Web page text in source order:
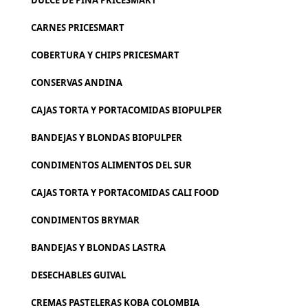
CARNES PRICESMART
COBERTURA Y CHIPS PRICESMART
CONSERVAS ANDINA
CAJAS TORTA Y PORTACOMIDAS BIOPULPER
BANDEJAS Y BLONDAS BIOPULPER
CONDIMENTOS ALIMENTOS DEL SUR
CAJAS TORTA Y PORTACOMIDAS CALI FOOD
CONDIMENTOS BRYMAR
BANDEJAS Y BLONDAS LASTRA
DESECHABLES GUIVAL
CREMAS PASTELERAS KOBA COLOMBIA